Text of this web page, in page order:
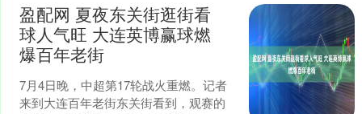
盈配网 夏夜东关街逛街看
球人气旺 大连英博赢球燃
爆百年老街
7月4日晚，中超第17轮战火重燃。记者
来到大连百年老街东关街看到，观赛的